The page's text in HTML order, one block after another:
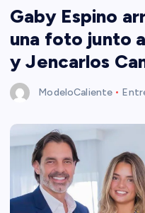
Gaby Espino
una foto junto
y Jencarlos
ModeloCaliente